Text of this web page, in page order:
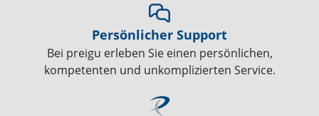
Persönlicher Support
Bei preigu erleben Sie einen persönlichen,
kompetenten und unkomplizierten Service.